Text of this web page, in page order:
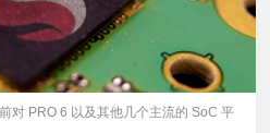
对 PRO 6 以及其他几个主流的 SoC 平